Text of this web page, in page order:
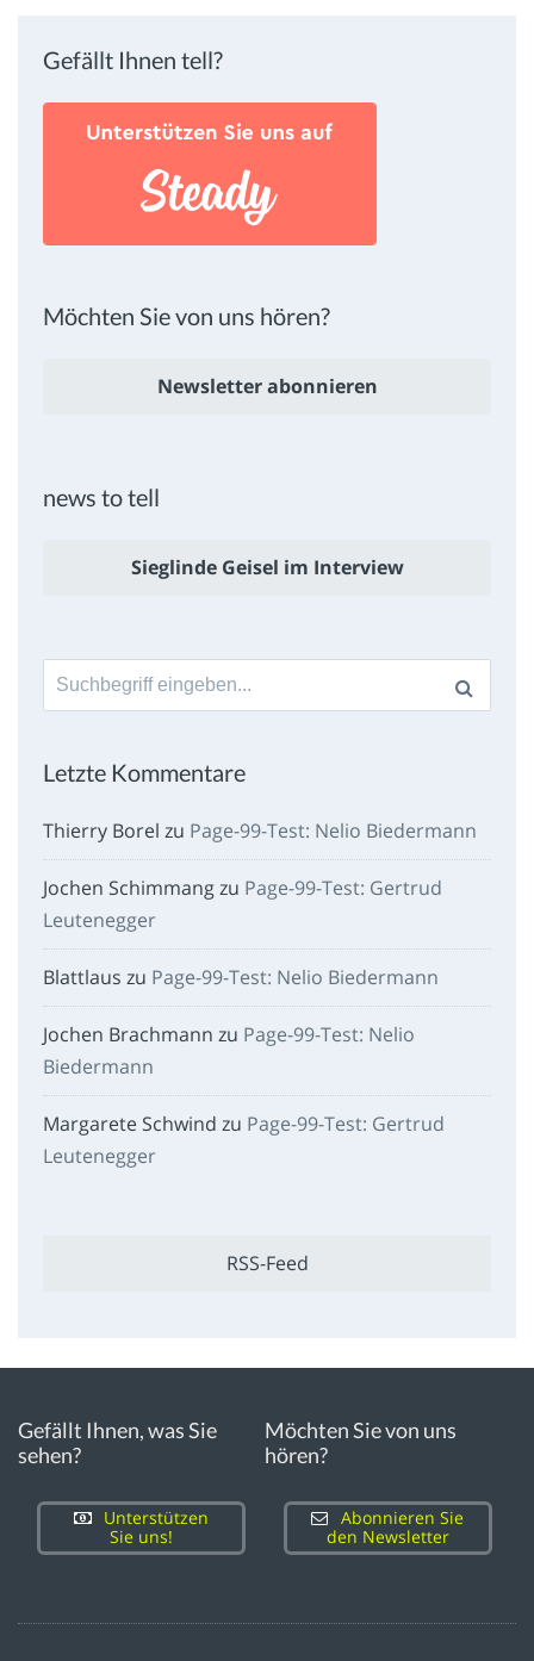
Gefällt Ihnen tell?
Möchten Sie von uns hören?
Newsletter abonnieren
news to tell
Sieglinde Geisel im Interview
Suche
nach:
Letzte Kommentare
Thierry Borel zu Page-99-Test: Nelio Biedermann
Jochen Schimmangzu Page-99-Test: Gertrud
Leutenegger
Blattlaus zu Page-99-Test: Nelio Biedermann
Jochen Brachmann zu Page-99-Test: Nelio
Biedermann
Margarete Schwind zu Page-99-Test: Gertrud
Leutenegger
RSS-Feed
Gefällt Ihnen, was Sie
sehen?
Unterstützen
Sie uns!
Möchten Sie von uns
hören?
Abonnieren Sie
den Newsletter